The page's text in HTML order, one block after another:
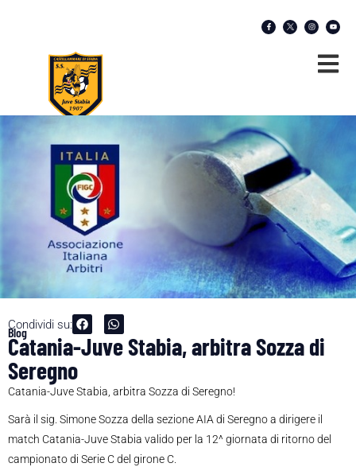
Condividi su:
Blog
Catania-Juve Stabia, arbitra Sozza di
Seregno
Catania-Juve Stabia, arbitra Sozza di Seregno!
Sarà il sig. Simone Sozza della sezione AIA di Seregno a dirigere il
match Catania-Juve Stabia valido per la 12^ giornata di ritorno del
campionato di Serie C del girone C.